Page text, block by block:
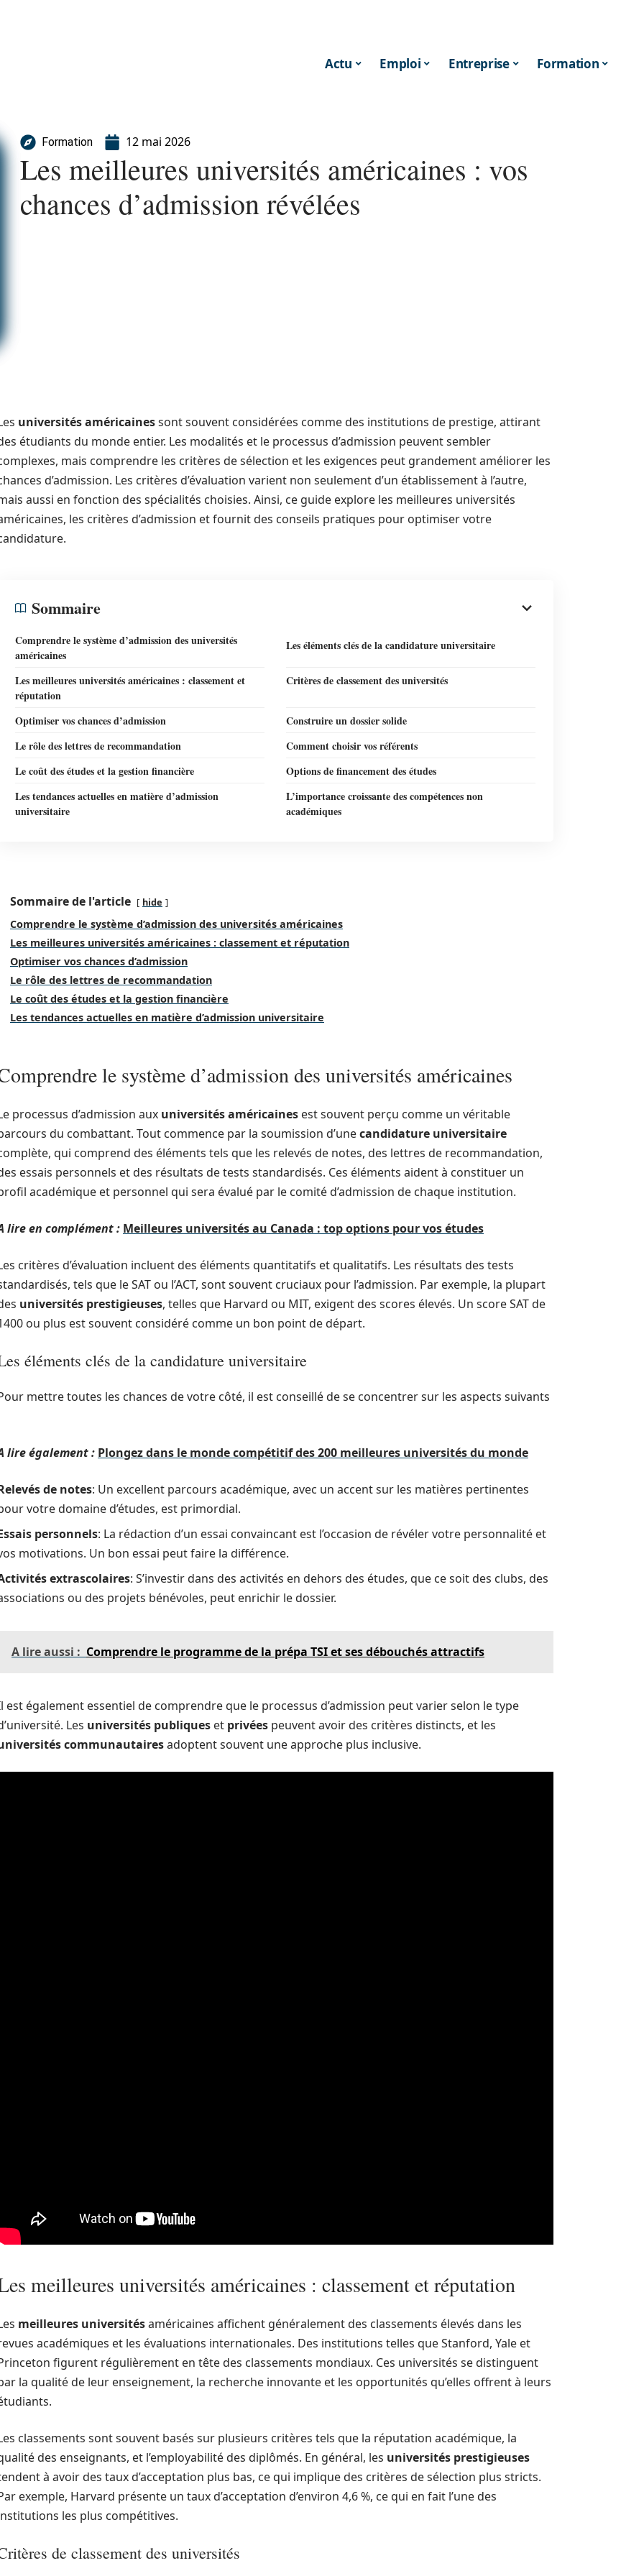
Actu Emploi Entreprise Formation
Formation 12 mai 2026
Les meilleures universités américaines : vos
chances d’admission révélées
universités américainessont souvent considérées comme des institutions de prestige, attirant
étudiants du monde entier. Les modalités et le processus d’admission peuvent sembler
mais comprendre les critères de sélection et les exigences peut grandement améliorer les
d’admission. Les critères d’évaluation varient non seulement d’un établissement à l’autre,
aussi en fonction des spécialités choisies. Ainsi, ce guide explore les meilleures universités
les critères d’admission et fournit des conseils pratiques pour optimiser votre
Sommaire
Comprendre le système d’admission des universités
américaines
Les éléments clés de la candidature universitaire
Les meilleures universités américaines : classement et
réputation
Critères de classement des universités
Optimiser vos chances d’admission
Construire un dossier solide
Le rôle des lettres de recommandation
Comment choisir vos référents
Le coût des études et la gestion financière
Options de financement des études
Les tendances actuelles en matière d’admission
universitaire
L’importance croissante des compétences non
académiques
Sommaire de l'article hide
Comprendre le système d’admission des universités américaines
Les meilleures universités américaines : classement et réputation
Optimiser vos chances d’admission
Le rôle des lettres de recommandation
Le coût des études et la gestion financière
Les tendances actuelles en matière d’admission universitaire
le système d’admission des universités américaines
processus d’admission aux universités américaines est souvent perçu comme un véritable
du combattant. Tout commence par la soumission d’unecandidature universitaire
qui comprend des éléments tels que les relevés de notes, des lettres de recommandation,
essais personnels et des résultats de tests standardisés. Ces éléments aident à constituer un
académique et personnel qui sera évalué par le comité d’admission de chaque institution.
lire en complément : Meilleures universités au Canada : top options pour vos études
critères d’évaluation incluent des éléments quantitatifs et qualitatifs. Les résultats des tests
tels que le SAT ou l’ACT, sont souvent cruciaux pour l’admission. Par exemple, la plupart
universités prestigieuses, telles que Harvard ou MIT, exigent des scores élevés. Un score SAT de
ou plus est souvent considéré comme un bon point de départ.
éléments clés de la candidature universitaire
mettre toutes les chances de votre côté, il est conseillé de se concentrer sur les aspects suivants
lire également : Plongez dans le monde compétitif des 200 meilleures universités du monde
de notes: Un excellent parcours académique, avec un accent sur les matières pertinentes
votre domaine d’études, est primordial.
personnels: La rédaction d’un essai convaincant est l’occasion de révéler votre personnalité et
motivations. Un bon essai peut faire la différence.
extrascolaires: S’investir dans des activités en dehors des études, que ce soit des clubs, des
ou des projets bénévoles, peut enrichir le dossier.
A lire aussi : Comprendre le programme de la prépa TSI et ses débouchés attractifs
est également essentiel de comprendre que le processus d’admission peut varier selon le type
Les universités publiques et privées peuvent avoir des critères distincts, et les
communautairesadoptent souvent une approche plus inclusive.
meilleures universités américaines : classement et réputation
meilleures universitésaméricaines affichent généralement des classements élevés dans les
académiques et les évaluations internationales. Des institutions telles que Stanford, Yale et
figurent régulièrement en tête des classements mondiaux. Ces universités se distinguent
la qualité de leur enseignement, la recherche innovante et les opportunités qu’elles offrent à leurs
classements sont souvent basés sur plusieurs critères tels que la réputation académique, la
des enseignants, et l’employabilité des diplômés. En général, les universités prestigieuses
à avoir des taux d’acceptation plus bas, ce qui implique des critères de sélection plus stricts.
exemple, Harvard présente un taux d’acceptation d’environ 4,6 %, ce qui en fait l’une des
les plus compétitives.
de classement des universités